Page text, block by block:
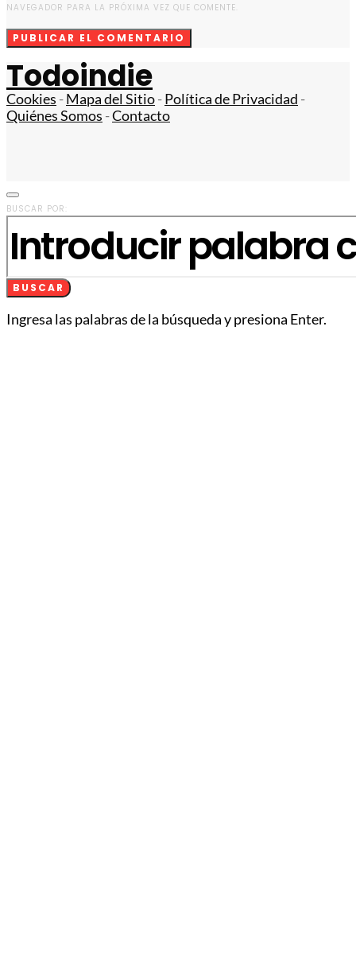
NAVEGADOR PARA LA PRÓXIMA VEZ QUE COMENTE.
Todoindie
Cookies -Mapa del Sitio-Política de Privacidad -
Quiénes Somos -Contacto
BUSCAR POR:
BUSCAR
Ingresa las palabras de la búsqueda y presiona Enter.